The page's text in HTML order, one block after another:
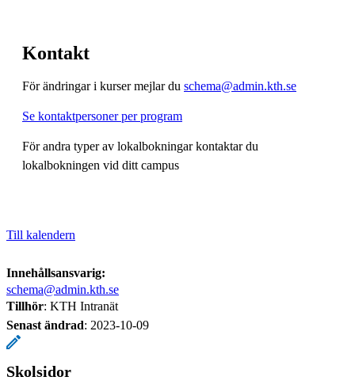
Kontakt
För ändringar i kurser mejlar du schema@admin.kth.se
Se kontaktpersoner per program
För andra typer av lokalbokningar kontaktar du
lokalbokningen vid ditt campus
Till kalendern
Innehållsansvarig:
schema@admin.kth.se
Tillhör: KTH Intranät
Senast ändrad: 2023-10-09
Skolsidor